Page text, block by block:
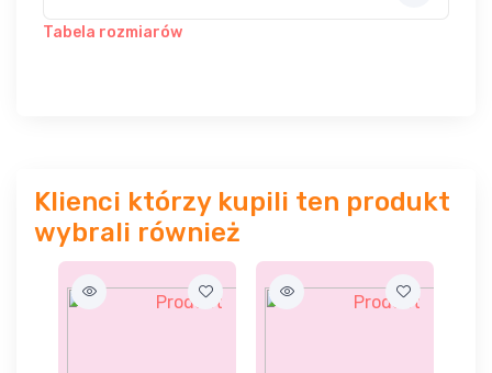
Tabela rozmiarów
Klienci którzy kupili ten produkt
wybrali również